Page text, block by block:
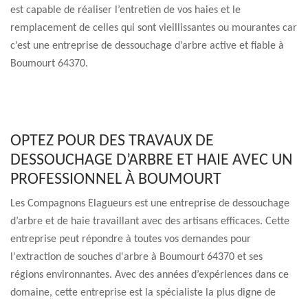
est capable de réaliser l’entretien de vos haies et le
remplacement de celles qui sont vieillissantes ou mourantes car
c’est une entreprise de dessouchage d’arbre active et fiable à
Boumourt 64370.
OPTEZ POUR DES TRAVAUX DE
DESSOUCHAGE D’ARBRE ET HAIE AVEC UN
PROFESSIONNEL À BOUMOURT
Les Compagnons Elagueurs est une entreprise de dessouchage
d’arbre et de haie travaillant avec des artisans efficaces. Cette
entreprise peut répondre à toutes vos demandes pour
l'extraction de souches d'arbre à Boumourt 64370 et ses
régions environnantes. Avec des années d’expériences dans ce
domaine, cette entreprise est la spécialiste la plus digne de